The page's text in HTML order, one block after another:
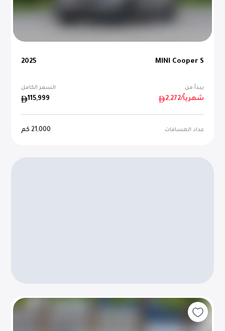
MINI Cooper S
2025
يبدأ من السعر الكامل
2,272 /شهرياً 115,999
عداد المسافات 21,000 كم